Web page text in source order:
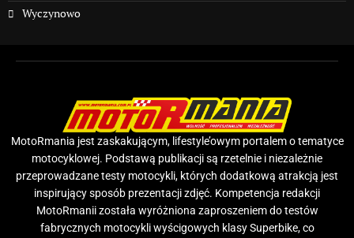
Wyczynowo
MotoRmania jest zaskakującym, lifestyle’owym portalem o tematyce
motocyklowej. Podstawą publikacji są rzetelnie i niezależnie
przeprowadzane testy motocykli, których dodatkową atrakcją jest
inspirujący sposób prezentacji zdjęć. Kompetencja redakcji
MotoRmanii została wyróżniona zaproszeniem do testów
fabrycznych motocykli wyścigowych klasy Superbike, co